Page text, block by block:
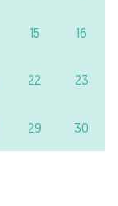
15 16
22 23
29 30